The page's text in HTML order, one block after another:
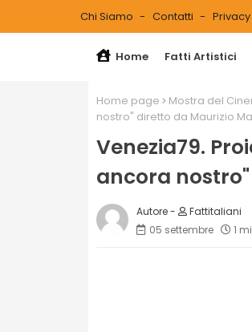
Chi Siamo Contatti
Home Fatti Artistici
Home page Mostra del
nostro" diretto da Maurizio
Venezia79.
ancora
Fattitaliani
05 settembre
1